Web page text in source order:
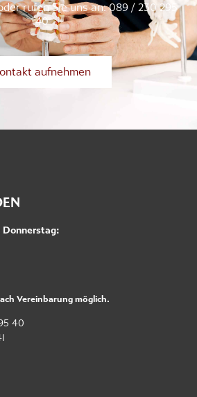
rufen Sie uns an: 089 / 230 295
40
aufnehmen
Vereinbarung möglich.
40